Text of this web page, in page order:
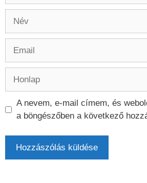
A nevem, e-mail címem, és
a böngészőben a következő